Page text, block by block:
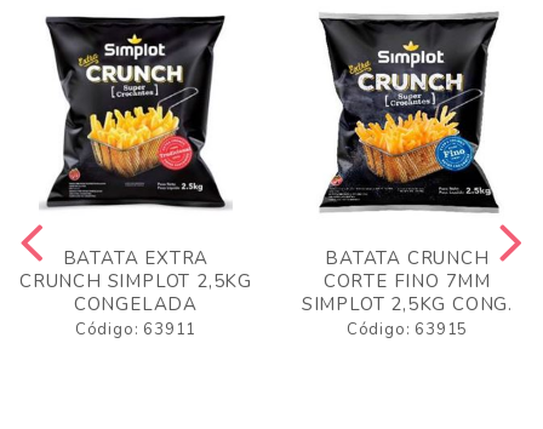
BATATA EXTRA
CRUNCH SIMPLOT 2,5KG
CONGELADA
Código: 63911
BATATA CRUNCH
CORTE FINO 7MM
SIMPLOT 2,5KG CONG.
Código: 63915